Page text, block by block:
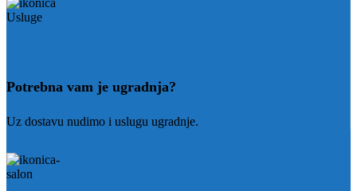
Potrebna vam je ugradnja?
Uz dostavu nudimo i uslugu ugradnje.